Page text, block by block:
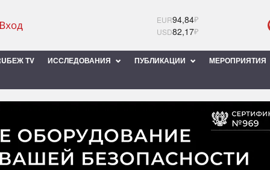
EUR94,84₽
USD82,17₽
TV ИССЛЕДОВАНИЯ ПУБЛИКАЦИИ МЕРОПРИЯТИЯ